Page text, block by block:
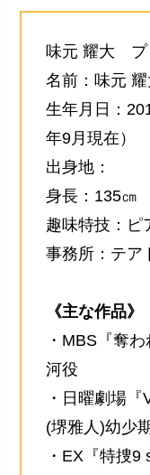
味元 耀大 プ
名前：味元 耀
生年月日：
年9月現在）
出身地：
身長：135㎝
趣味特技：ピ
事務所：テア
《主な作品》
・MBS『奪
河役
・日曜劇場
(堺雅人)幼少
・EX『特捜